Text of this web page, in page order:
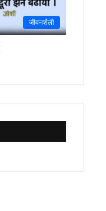
जीवनशैली